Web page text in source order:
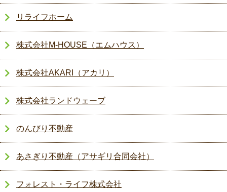
リライフホーム
株式会社M-HOUSE（エムハウス）
株式会社AKARI（アカリ）
株式会社ランドウェーブ
のんびり不動産
あさぎり不動産（アサギリ合同会社）
フォレスト・ライフ株式会社